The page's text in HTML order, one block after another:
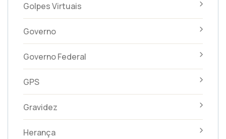
Golpes Virtuais
Governo
Governo Federal
GPS
Gravidez
Herança